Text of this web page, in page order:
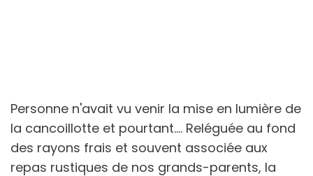
Personne n'avait vu venir la mise en lumière de
la cancoillotte et pourtant.... Reléguée au fond
des rayons frais et souvent associée aux
repas rustiques de nos grands-parents, la